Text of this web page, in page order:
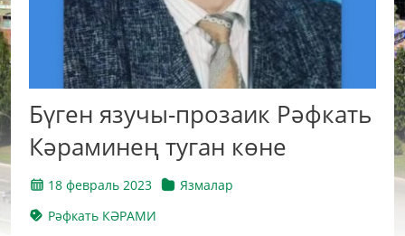
Бүген язучы-прозаик Рәфкать
Кәраминең туган көне
18 февраль 2023
Язмалар
Рәфкать КӘРАМИ